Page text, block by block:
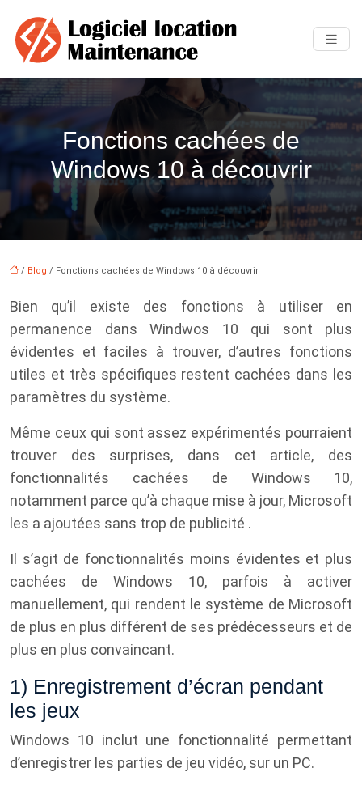
Fonctions cachées de
Windows 10 à découvrir
/ Blog / Fonctions cachées de Windows 10 à découvrir
Bien qu’il existe des fonctions à utiliser en
permanence dans Windwos 10 qui sont plus
évidentes et faciles à trouver, d’autres fonctions
utiles et très spécifiques restent cachées dans les
paramètres du système.
Même ceux qui sont assez expérimentés pourraient
trouver des surprises, dans cet article, des
fonctionnalités cachées de Windows 10,
notamment parce qu’à chaque mise à jour, Microsoft
les a ajoutées sans trop de publicité .
Il s’agit de fonctionnalités moins évidentes et plus
cachées de Windows 10, parfois à activer
manuellement, qui rendent le système de Microsoft
de plus en plus différent de ses prédécesseurs et de
plus en plus convaincant.
1) Enregistrement d’écran pendant
les jeux
Windows 10 inclut une fonctionnalité permettant
d’enregistrer les parties de jeu vidéo, sur un PC.